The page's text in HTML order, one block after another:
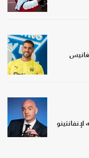
لإنفانتينو